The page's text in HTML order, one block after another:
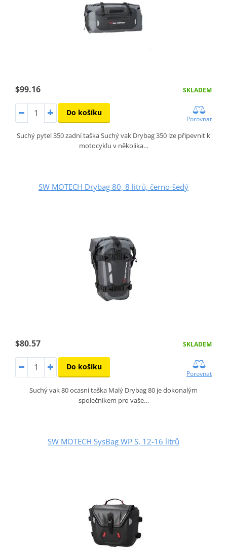
$99.16 SKLADEM
Do košíku
Porovnat
Suchý pytel 350 zadní taška Suchý vak Drybag 350 lze připevnit k
motocyklu v několika…
SW MOTECH Drybag 80, 8 litrů, černo-šedý
$80.57 SKLADEM
Do košíku
Porovnat
Suchý vak 80 ocasní taška Malý Drybag 80 je dokonalým
společníkem pro vaše…
SW MOTECH SysBag WP S, 12-16 litrů